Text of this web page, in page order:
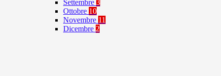
Settembre 3
Ottobre 10
Novembre 11
Dicembre 2